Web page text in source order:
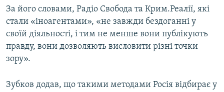
За його словами, Радіо Свобода та Крим.Реалії, які
стали «іноагентами», «не завжди бездоганні у
своїй діяльності, і тим не менше вони публікують
правду, вони дозволяють висловити різні точки
зору».
Зубков додав, що такими методами Росія відбирає у